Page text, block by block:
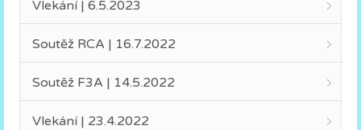
Vlekání | 6.5.2023
Soutěž RCA | 16.7.2022
Soutěž F3A | 14.5.2022
Vlekání | 23.4.2022